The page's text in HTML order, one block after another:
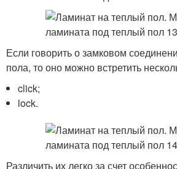
Если говорить о замковом
пола, то оно можно встретить
click;
lock.
Различить их легко за счет